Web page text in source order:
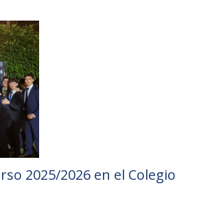
2025/2026 en el Colegio